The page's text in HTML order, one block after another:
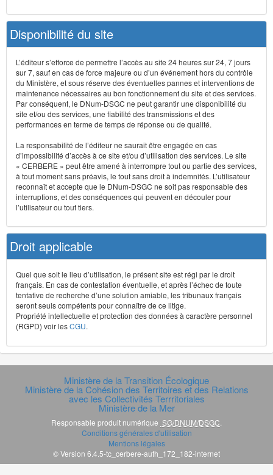
Disponibilité du site
L’éditeur s’efforce de permettre l’accès au site 24 heures sur 24, 7 jours
sur 7, sauf en cas de force majeure ou d’un événement hors du contrôle
du Ministère, et sous réserve des éventuelles pannes et interventions de
maintenance nécessaires au bon fonctionnement du site et des services.
Par conséquent, le DNum-DSGC ne peut garantir une disponibilité du
site et/ou des services, une fiabilité des transmissions et des
performances en terme de temps de réponse ou de qualité.
La responsabilité de l’éditeur ne saurait être engagée en cas
d’impossibilité d’accès à ce site et/ou d’utilisation des services. Le site
« CERBERE » peut être amené à interrompre tout ou partie des services,
à tout moment sans préavis, le tout sans droit à indemnités. L’utilisateur
reconnaît et accepte que le DNum-DSGC ne soit pas responsable des
interruptions, et des conséquences qui peuvent en découler pour
l’utilisateur ou tout tiers.
Droit applicable
Quel que soit le lieu d’utilisation, le présent site est régi par le droit
français. En cas de contestation éventuelle, et après l’échec de toute
tentative de recherche d’une solution amiable, les tribunaux français
seront seuls compétents pour connaître de ce litige.
Propriété intellectuelle et protection des données à caractère personnel
(RGPD) voir lesCGU.
Ministère de la Transition Écologique
Ministère de la Cohésion des Territoires et des Relations
avec les Collectivités Terrritoriales
Ministère de la Mer
Responsable produit numérique SG/DNUM/DSGC
Conditions générales d'utilisation
Mentions légales
© Version 6.4.5-tc_cerbere-auth_172_182-internet